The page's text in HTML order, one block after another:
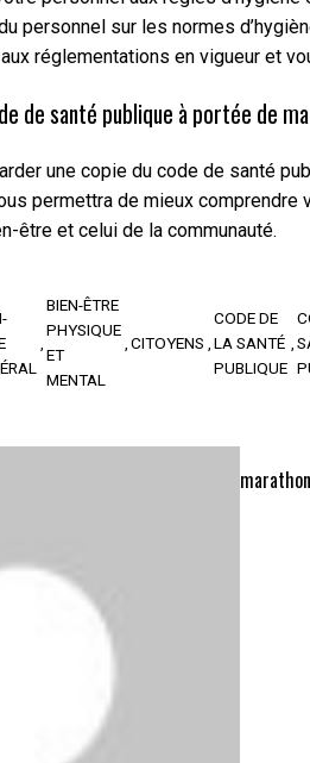
personnel sur les normes
réglementations en vigueur et
de santé publique à portée de
une copie du code de santé
permettra de mieux
être et celui de la communauté.
BIEN-ÊTRE
PHYSIQUE
ET
MENTAL
CITOYENS
CODE DE
LA SANTÉ
PUBLIQUE